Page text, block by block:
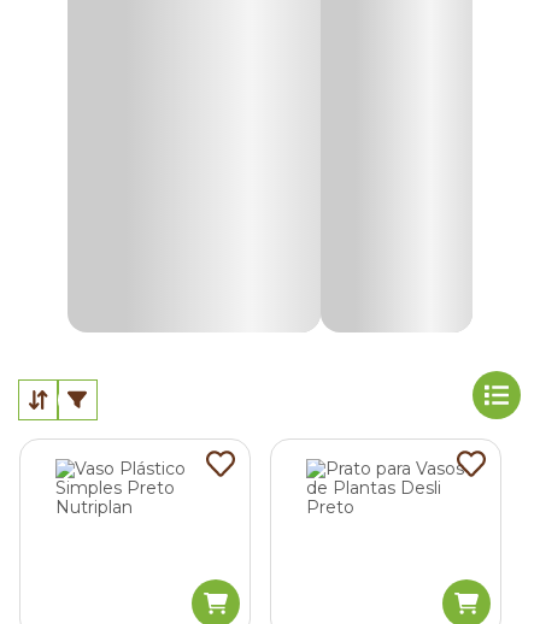
Vasos para plantas produzidos em cimento são indicados
para quem deseja criar uma decoração rústica em
ambientes externos. Seu ponto positivo é oferecer suporte
para plantas grandes.
Vasos de plástico para plantas
plásticos para plantas são a melhor escolha. Com grande
variedade de cores e tamanhos, ele combina com a